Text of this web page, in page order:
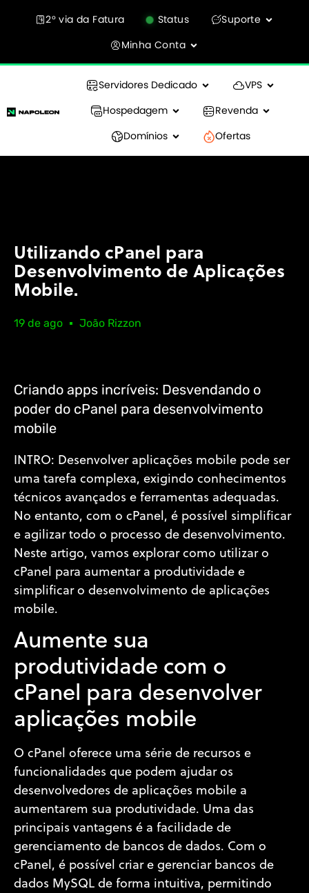
2° via da Fatura Status
Suporte
Minha Conta
Servidores Dedicado
VPS
Hospedagem
Revenda
Domínios
Ofertas
Utilizando cPanel para
Desenvolvimento de Aplicações
Mobile.
19 de ago João Rizzon
Criando apps incríveis: Desvendando o
poder do cPanel para desenvolvimento
mobile
INTRO: Desenvolver aplicações mobile pode ser
uma tarefa complexa, exigindo conhecimentos
técnicos avançados e ferramentas adequadas.
No entanto, com o cPanel, é possível simplificar
e agilizar todo o processo de desenvolvimento.
Neste artigo, vamos explorar como utilizar o
cPanel para aumentar a produtividade e
simplificar o desenvolvimento de aplicações
mobile.
Aumente sua
produtividade com o
cPanel para desenvolver
aplicações mobile
O cPanel oferece uma série de recursos e
funcionalidades que podem ajudar os
desenvolvedores de aplicações mobile a
aumentarem sua produtividade. Uma das
principais vantagens é a facilidade de
gerenciamento de bancos de dados. Com o
cPanel, é possível criar e gerenciar bancos de
dados MySQL de forma intuitiva, permitindo